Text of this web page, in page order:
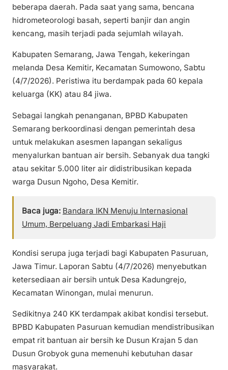
beberapa daerah. Pada saat yang sama, bencana
hidrometeorologi basah, seperti banjir dan angin
kencang, masih terjadi pada sejumlah wilayah.
Kabupaten Semarang, Jawa Tengah, kekeringan
melanda Desa Kemitir, Kecamatan Sumowono, Sabtu
(4/7/2026). Peristiwa itu berdampak pada 60 kepala
keluarga (KK) atau 84 jiwa.
Sebagai langkah penanganan, BPBD Kabupaten
Semarang berkoordinasi dengan pemerintah desa
untuk melakukan asesmen lapangan sekaligus
menyalurkan bantuan air bersih. Sebanyak dua tangki
atau sekitar 5.000 liter air didistribusikan kepada
warga Dusun Ngoho, Desa Kemitir.
Baca juga: Bandara IKN Menuju Internasional
Umum, Berpeluang Jadi Embarkasi Haji
Kondisi serupa juga terjadi bagi Kabupaten Pasuruan,
Jawa Timur. Laporan Sabtu (4/7/2026) menyebutkan
ketersediaan air bersih untuk Desa Kadungrejo,
Kecamatan Winongan, mulai menurun.
Sedikitnya 240 KK terdampak akibat kondisi tersebut.
BPBD Kabupaten Pasuruan kemudian mendistribusikan
empat rit bantuan air bersih ke Dusun Krajan 5 dan
Dusun Grobyok guna memenuhi kebutuhan dasar
masyarakat.